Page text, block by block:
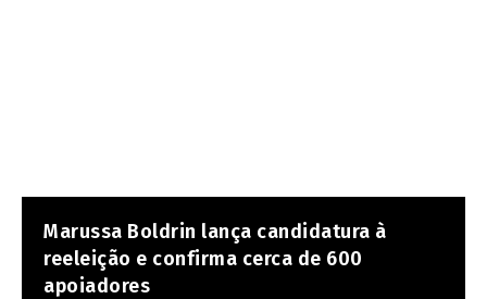
Marussa Boldrin lança candidatura à
reeleição e confirma cerca de 600
apoiadores